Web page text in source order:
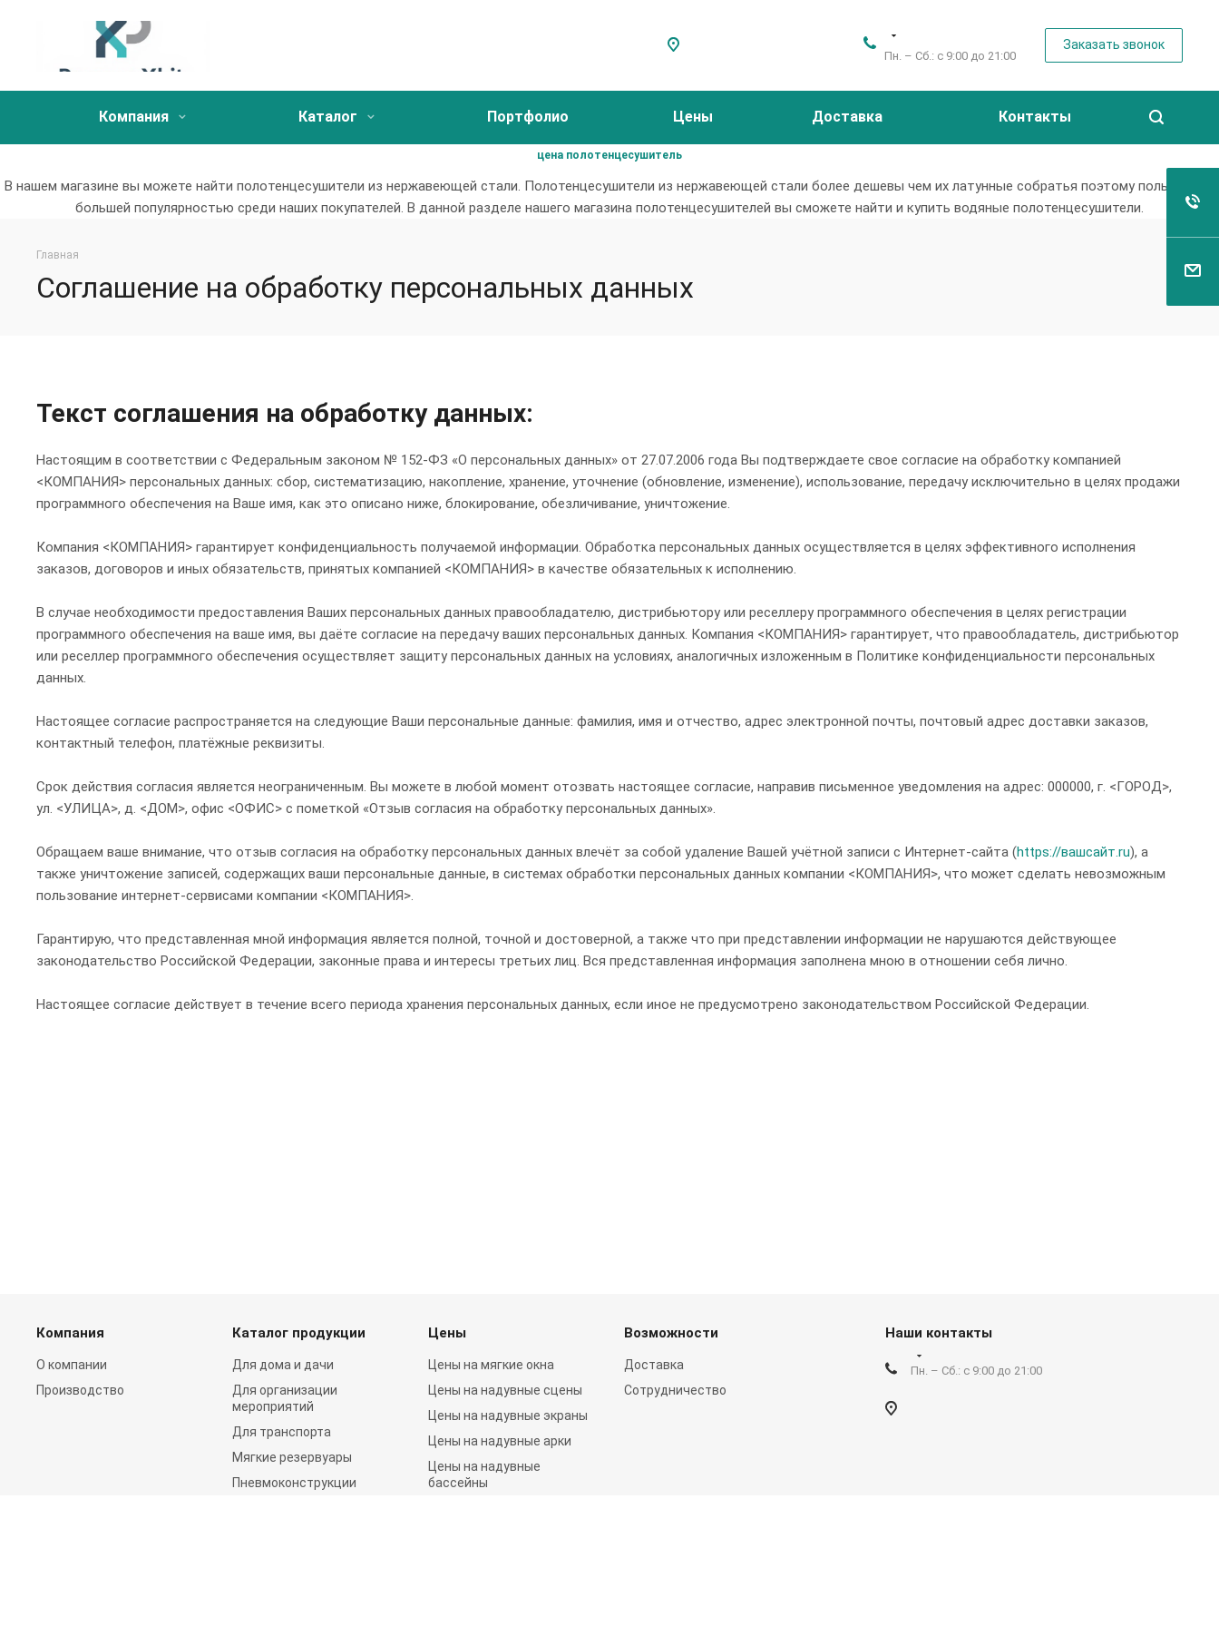
Пн. – Сб.: с 9:00 до 21:00
Заказать звонок
Компания Каталог Портфолио Цены Доставка Контакты
цена полотенцесушитель
В нашем магазине вы можете найти полотенцесушители из нержавеющей стали. Полотенцесушители из нержавеющей стали более дешевы чем их латунные собратья поэтому пользуются
большей популярностью среди наших покупателей. В данной разделе нашего магазина полотенцесушителей вы сможете найти и купить водяные полотенцесушители.
Главная
Соглашение на обработку персональных данных
Текст соглашения на обработку данных:
Настоящим в соответствии с Федеральным законом № 152-ФЗ «О персональных данных» от 27.07.2006 года Вы подтверждаете свое согласие на обработку компанией
<КОМПАНИЯ> персональных данных: сбор, систематизацию, накопление, хранение, уточнение (обновление, изменение), использование, передачу исключительно в целях продажи
программного обеспечения на Ваше имя, как это описано ниже, блокирование, обезличивание, уничтожение.
Компания <КОМПАНИЯ> гарантирует конфиденциальность получаемой информации. Обработка персональных данных осуществляется в целях эффективного исполнения
заказов, договоров и иных обязательств, принятых компанией <КОМПАНИЯ> в качестве обязательных к исполнению.
В случае необходимости предоставления Ваших персональных данных правообладателю, дистрибьютору или реселлеру программного обеспечения в целях регистрации
программного обеспечения на ваше имя, вы даёте согласие на передачу ваших персональных данных. Компания <КОМПАНИЯ> гарантирует, что правообладатель, дистрибьютор
или реселлер программного обеспечения осуществляет защиту персональных данных на условиях, аналогичных изложенным в Политике конфиденциальности персональных
данных.
Настоящее согласие распространяется на следующие Ваши персональные данные: фамилия, имя и отчество, адрес электронной почты, почтовый адрес доставки заказов,
контактный телефон, платёжные реквизиты.
Срок действия согласия является неограниченным. Вы можете в любой момент отозвать настоящее согласие, направив письменное уведомления на адрес: 000000, г. <ГОРОД>,
ул. <УЛИЦА>, д. <ДОМ>, офис <ОФИС> с пометкой «Отзыв согласия на обработку персональных данных».
Обращаем ваше внимание, что отзыв согласия на обработку персональных данных влечёт за собой удаление Вашей учётной записи с Интернет-сайта (https://вашсайт.ru), а
также уничтожение записей, содержащих ваши персональные данные, в системах обработки персональных данных компании <КОМПАНИЯ>, что может сделать невозможным
пользование интернет-сервисами компании <КОМПАНИЯ>.
Гарантирую, что представленная мной информация является полной, точной и достоверной, а также что при представлении информации не нарушаются действующее
законодательство Российской Федерации, законные права и интересы третьих лиц. Вся представленная информация заполнена мною в отношении себя лично.
Настоящее согласие действует в течение всего периода хранения персональных данных, если иное не предусмотрено законодательством Российской Федерации.
Компания
О компании
Производство
Каталог продукции
Для дома и дачи
Для организации
мероприятий
Для транспорта
Мягкие резервуары
Пневмоконструкции
Цены
Цены на мягкие окна
Цены на надувные сцены
Цены на надувные экраны
Цены на надувные арки
Цены на надувные
бассейны
Возможности
Доставка
Сотрудничество
Наши контакты
Пн. – Сб.: с 9:00 до 21:00